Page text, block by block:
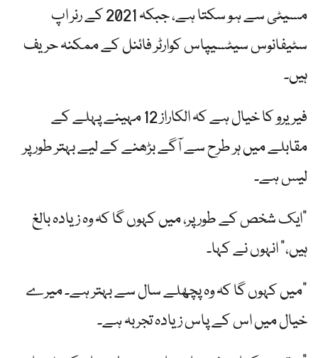
مسیٹی سے ہو سکتا ہے، جبکہ 2021 کے رنر اپ
سٹیفانوس سیٹسیپاس کوارٹر فائنل کے ممکنہ حریف
ہیں۔
فیریرو کا خیال ہے کہ الکاراز 12 مہینے پہلے کے
مقابلے میں ہر طرح سے آگے بڑھنے کے لیے بہتر طور پر
لیس ہے۔
"ایک شخص کے طور پر، میں کہوں گا کہ وہ زیادہ بالغ
ہیں،” انہوں نے کہا۔
"میں کہوں گا کہ وہ پچھلے سال سے بہتر ہے۔ میرے
خیال میں اس کے پاس زیادہ تجربہ ہے۔